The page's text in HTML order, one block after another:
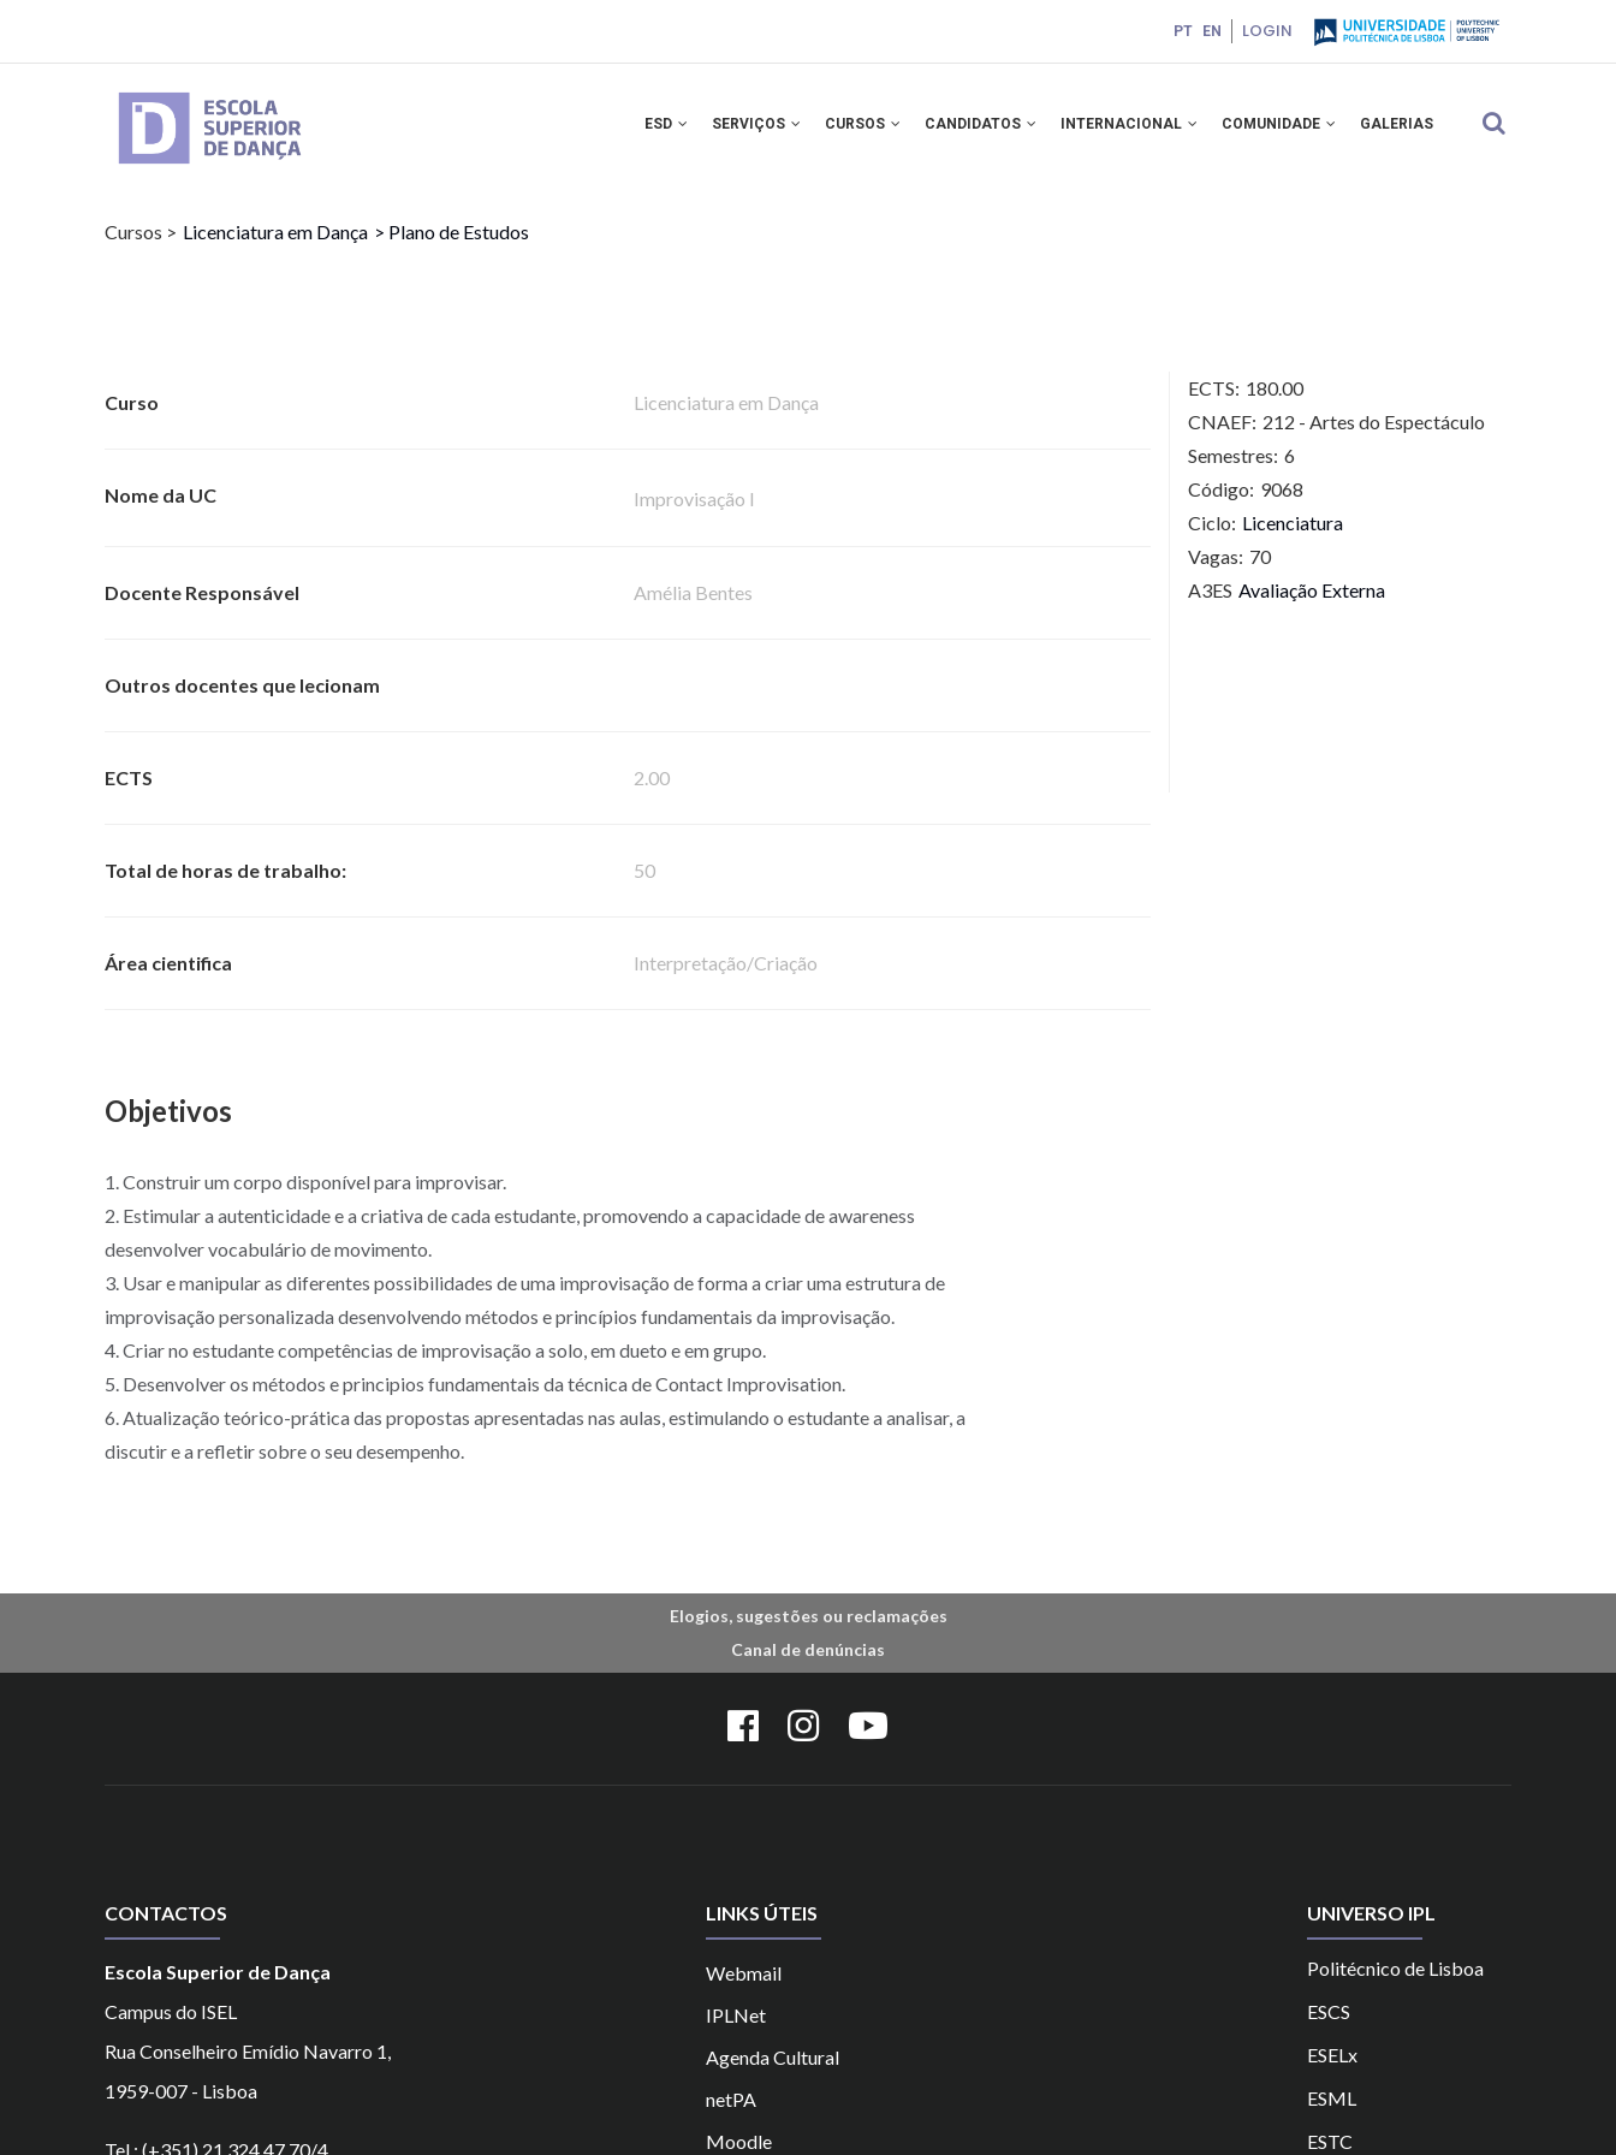
LOGIN
PT EN
ESD SERVIÇOS CURSOS CANDIDATOS INTERNACIONAL COMUNIDADE GALERIAS
Cursos > Licenciatura em Dança > Plano de Estudos
Curso Licenciatura em Dança
Nome da UC Improvisação I
Docente Responsável Amélia Bentes
Outros docentes que lecionam
ECTS 2.00
Total de horas de trabalho: 50
Área cientifica Interpretação/Criação
Objetivos
1. Construir um corpo disponível para improvisar.
2. Estimular a autenticidade e a criativa de cada estudante, promovendo a capacidade de awareness
desenvolver vocabulário de movimento.
3. Usar e manipular as diferentes possibilidades de uma improvisação de forma a criar uma estrutura de
improvisação personalizada desenvolvendo métodos e princípios fundamentais da improvisação.
4. Criar no estudante competências de improvisação a solo, em dueto e em grupo.
5. Desenvolver os métodos e principios fundamentais da técnica de Contact Improvisation.
6. Atualização teórico-prática das propostas apresentadas nas aulas, estimulando o estudante a analisar, a
discutir e a refletir sobre o seu desempenho.
ECTS: 180.00
CNAEF: 212 - Artes do Espectáculo
Semestres: 6
Código: 9068
Ciclo: Licenciatura
Vagas: 70
A3ES Avaliação Externa
Elogios, sugestões ou reclamações
Canal de denúncias
CONTACTOS
Escola Superior de Dança
Campus do ISEL
Rua Conselheiro Emídio Navarro 1,
1959-007 - Lisboa
Tel.: (+351) 21 324 47 70/4
LINKS ÚTEIS
Webmail
IPLNet
Agenda Cultural
netPA
Moodle
UNIVERSO IPL
Politécnico de Lisboa
ESCS
ESELx
ESML
ESTC